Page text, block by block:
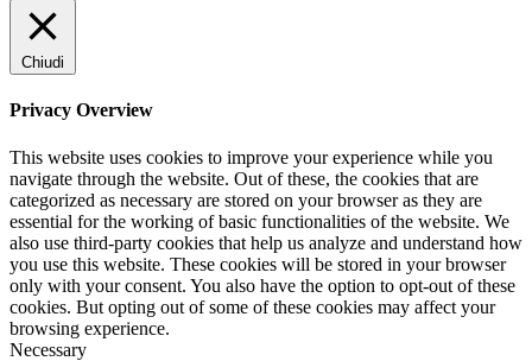
Chiudi
Privacy Overview
This website uses cookies to improve your experience while you
navigate through the website. Out of these, the cookies that are
categorized as necessary are stored on your browser as they are
essential for the working of basic functionalities of the website. We
also use third-party cookies that help us analyze and understand how
you use this website. These cookies will be stored in your browser
only with your consent. You also have the option to opt-out of these
cookies. But opting out of some of these cookies may affect your
browsing experience.
Necessary